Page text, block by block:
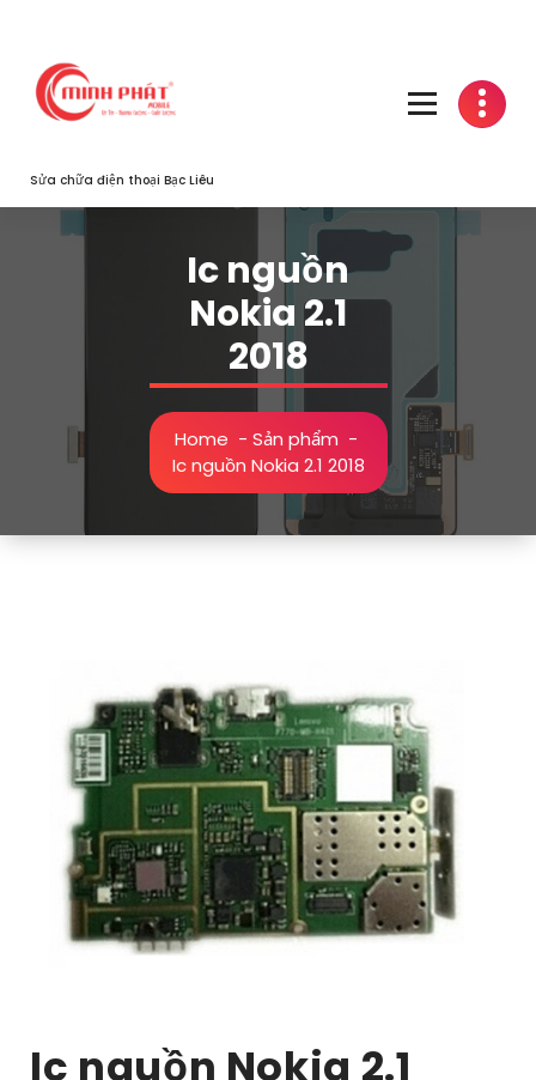
content
Sửa chữa điện thoại Bạc Liêu
Ic nguồn
Nokia 2.1
2018
Home - Sản phẩm -
Ic nguồn Nokia 2.1 2018
Ic nguồn Nokia 2.1